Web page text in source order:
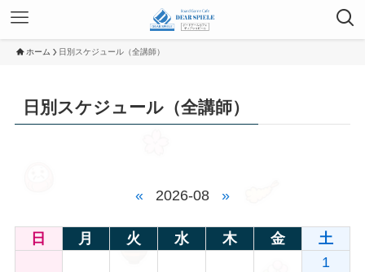
ホーム 日別スケジュール（全講師）
日別スケジュール（全講師）
« 2026-08 »
日 月 火 水 木 金
土
1